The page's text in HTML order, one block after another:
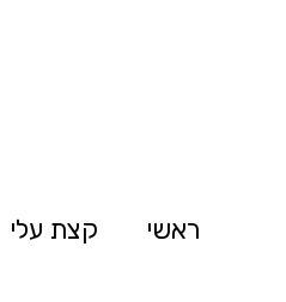
ראשי קצת עלי